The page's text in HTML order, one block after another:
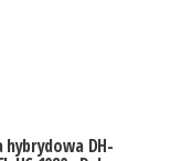
hybrydowa DH-